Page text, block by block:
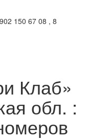
150 67 08 , 8
Клаб»
обл. :